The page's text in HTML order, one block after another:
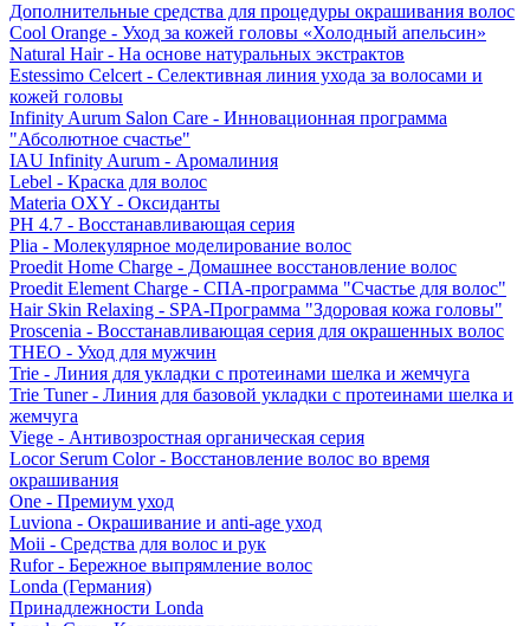
Дополнительные средства для процедуры окрашивания волос
Cool Orange - Уход за кожей головы «Холодный апельсин»
Natural Hair - На основе натуральных экстрактов
Estessimo Celcert - Селективная линия ухода за волосами и
кожей головы
Infinity Aurum Salon Care - Инновационная программа
"Абсолютное счастье"
IAU Infinity Aurum - Аромалиния
Lebel - Краска для волос
Materia OXY - Оксиданты
PH 4.7 - Восстанавливающая серия
Plia - Молекулярное моделирование волос
Proedit Home Charge - Домашнее восстановление волос
Proedit Element Charge - СПА-программа "Счастье для волос"
Hair Skin Relaxing - SPA-Программа "Здоровая кожа головы"
Proscenia - Восстанавливающая серия для окрашенных волос
THEO - Уход для мужчин
Trie - Линия для укладки с протеинами шелка и жемчуга
Trie Tuner - Линия для базовой укладки с протеинами шелка и
жемчуга
Viege - Антивозростная органическая серия
Locor Serum Color - Восстановление волос во время
окрашивания
One - Премиум уход
Luviona - Окрашивание и anti-age уход
Moii - Средства для волос и рук
Rufor - Бережное выпрямление волос
Londa (Германия)
Принадлежности Londa